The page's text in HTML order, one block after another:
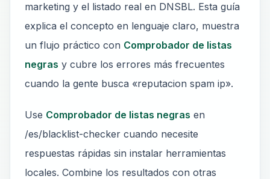
marketing y el listado real en DNSBL. Esta guía
explica el concepto en lenguaje claro, muestra
un flujo práctico con Comprobador de listas
negras y cubre los errores más frecuentes
cuando la gente busca «reputacion spam ip».
Use Comprobador de listas negras en
/es/blacklist-checker cuando necesite
respuestas rápidas sin instalar herramientas
locales. Combine los resultados con otras